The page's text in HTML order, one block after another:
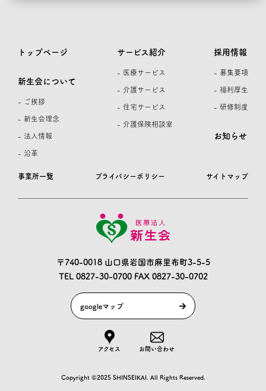
〒740-0018 山口県岩国市麻里布町3-5-5
TEL 0827-30-0700FAX 0827-30-0702
googleマップ
アクセス お問い合わせ
事業所一覧 プライバシーポリシー サイトマップ
トップページ
新生会について
- ご挨拶
- 新生会理念
- 法人情報
- 沿革
サービス紹介
- 医療サービス
- 介護サービス
- 住宅サービス
- 介護保険相談室
採用情報
- 募集要項
- 福利厚生
- 研修制度
お知らせ
Copyright ©2025 SHINSEIKAI. All Rights Reserved.